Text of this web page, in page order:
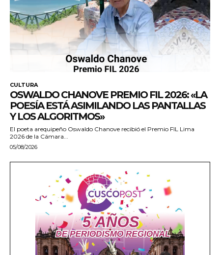
CULTURA
OSWALDO CHANOVE PREMIO FIL 2026: «LA
POESÍA ESTÁ ASIMILANDO LAS PANTALLAS
Y LOS ALGORITMOS»
El poeta arequipeño Oswaldo Chanove recibió el Premio FIL Lima
2026 de la Cámara...
05/08/2026